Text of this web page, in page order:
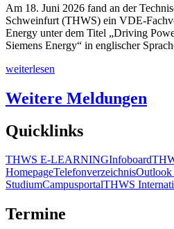
Am 18. Juni 2026 fand an der
Schweinfurt (THWS) ein VDE-
Energy unter dem Titel „Driving
Siemens Energy“ in englischer
weiterlesen
Weitere Meldungen
Quicklinks
THWS E-LEARNINGInfoboard
HomepageTelefonverzeichnis
StudiumCampusportalTHWS
Termine